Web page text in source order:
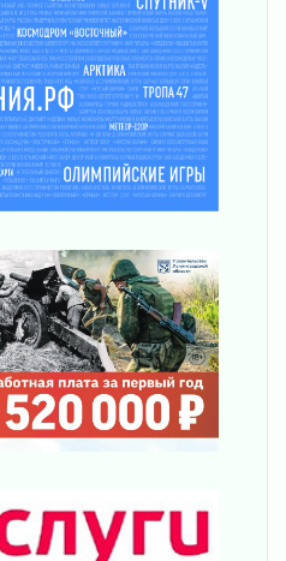
голосования
заранее
фронта